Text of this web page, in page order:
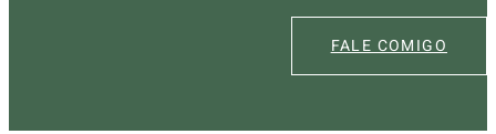
FALE COMIGO